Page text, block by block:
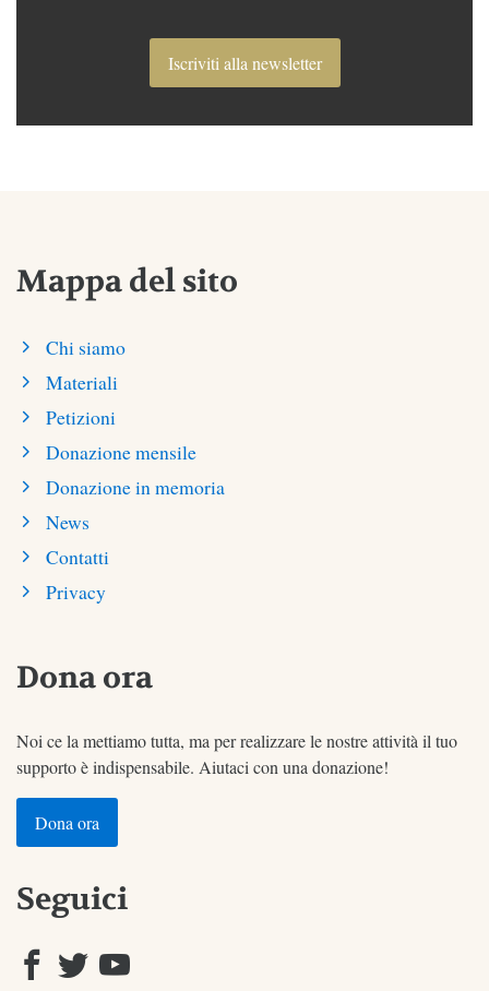
Iscriviti alla newsletter
Mappa del sito
Chi siamo
Materiali
Petizioni
Donazione mensile
Donazione in memoria
News
Contatti
Privacy
Dona ora
Noi ce la mettiamo tutta, ma per realizzare le nostre attività il tuo
supporto è indispensabile. Aiutaci con una donazione!
Dona ora
Seguici